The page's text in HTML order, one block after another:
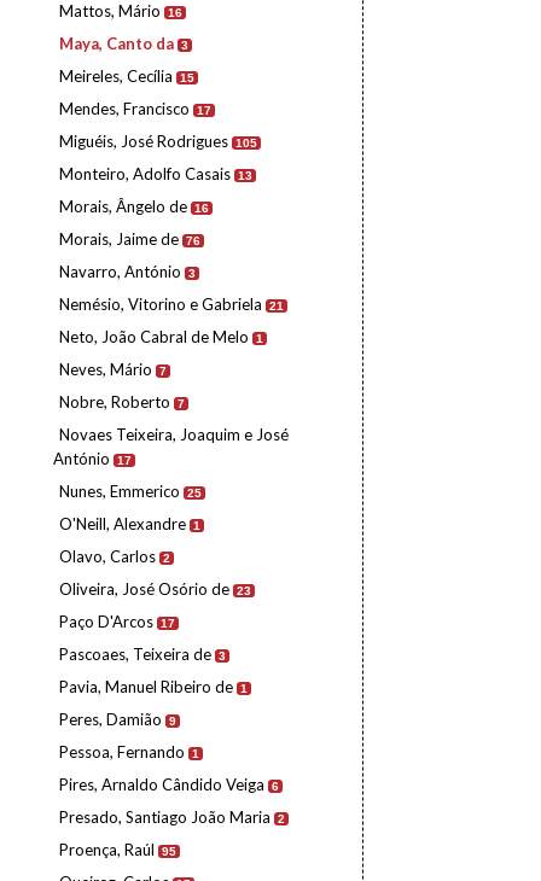
Mattos, Mário 16
Maya, Canto da 3
Meireles, Cecília 15
Mendes, Francisco 17
Miguéis, José Rodrigues 105
Monteiro, Adolfo Casais 13
Morais, Ângelo de 16
Morais, Jaime de 76
Navarro, António 3
Nemésio, Vitorino e Gabriela 21
Neto, João Cabral de Melo 1
Neves, Mário 7
Nobre, Roberto 7
Novaes Teixeira, Joaquim e José
António
17
Nunes, Emmerico 25
O'Neill, Alexandre 1
Olavo, Carlos 2
Oliveira, José Osório de 23
Paço D'Arcos 17
Pascoaes, Teixeira de 3
Pavia, Manuel Ribeiro de 1
Peres, Damião 9
Pessoa, Fernando 1
Pires, Arnaldo Cândido Veiga 6
Presado, Santiago João Maria 2
Proença, Raúl 95